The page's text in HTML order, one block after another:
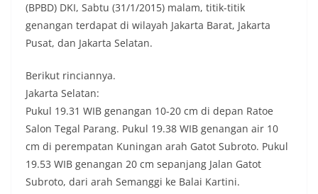
(BPBD) DKI, Sabtu (31/1/2015) malam, titik-titik
genangan terdapat di wilayah Jakarta Barat, Jakarta
Pusat, dan Jakarta Selatan.
Berikut rinciannya.
Jakarta Selatan:
Pukul 19.31 WIB genangan 10-20 cm di depan Ratoe
Salon Tegal Parang. Pukul 19.38 WIB genangan air 10
cm di perempatan Kuningan arah Gatot Subroto. Pukul
19.53 WIB genangan 20 cm sepanjang Jalan Gatot
Subroto, dari arah Semanggi ke Balai Kartini.